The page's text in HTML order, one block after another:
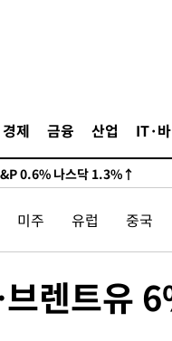
경제 금융 산업 IT·
0.6% 나스닥 1.3%↑
미주 유럽 중국
렌트유